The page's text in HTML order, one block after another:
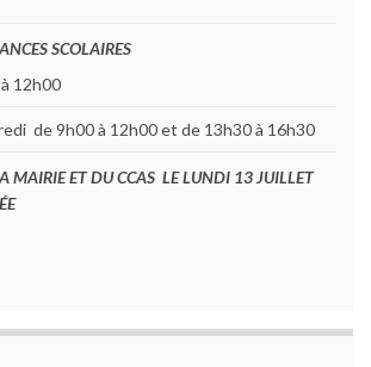
SCOLAIRES
12h00
de 9h00 à 12h00 et de 13h30 à 16h30
MAIRIE ET DU CCAS LE LUNDI 13 JUILLET